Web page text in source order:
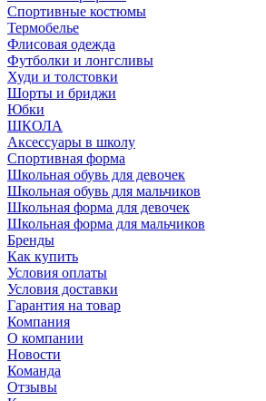
Спортивные костюмы
Термобелье
Флисовая одежда
Футболки и лонгсливы
Худи и толстовки
Шорты и бриджи
Юбки
ШКОЛА
Аксессуары в школу
Спортивная форма
Школьная обувь для девочек
Школьная обувь для мальчиков
Школьная форма для девочек
Школьная форма для мальчиков
Бренды
Как купить
Условия оплаты
Условия доставки
Гарантия на товар
Компания
О компании
Новости
Команда
Отзывы